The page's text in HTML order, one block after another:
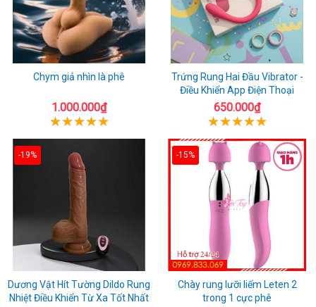
Chym giả nhìn là phê
1.000.000₫
Trứng Rung Hai Đầu Vibrator -
Điều Khiển App Điện Thoại
650.000₫
-19%
Dương Vật Hít Tường Dildo Rung
Nhiệt Điều Khiển Từ Xa Tốt Nhất
-15%
Chày rung lưỡi liếm Leten 2
trong 1 cực phê